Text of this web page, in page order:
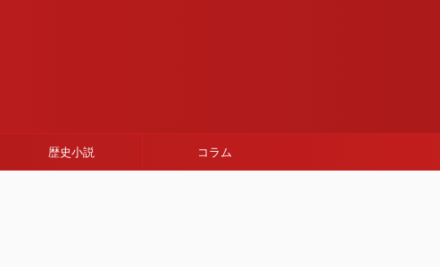
歴史小説 コラム